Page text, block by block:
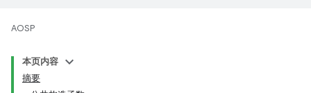
AOSP
本页内容
摘要